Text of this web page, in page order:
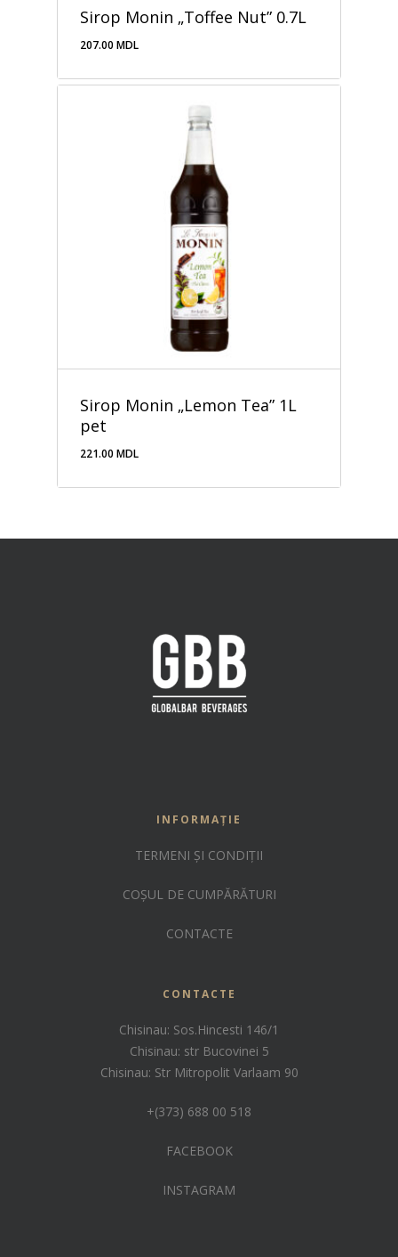
Sirop Monin „Toffee Nut” 0.7L
207.00 MDL
Sirop Monin „Lemon Tea” 1L
pet
221.00 MDL
INFORMAȚIE
TERMENI ȘI CONDIȚII
COȘUL DE CUMPĂRĂTURI
CONTACTE
CONTACTE
Chisinau: Sos.Hincesti 146/1
Chisinau: str Bucovinei 5
Chisinau: Str Mitropolit Varlaam 90
+(373) 688 00 518
FACEBOOK
INSTAGRAM